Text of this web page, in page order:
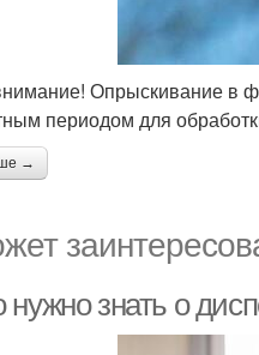
Опрыскивание в
периодом для
→
нужно знать о